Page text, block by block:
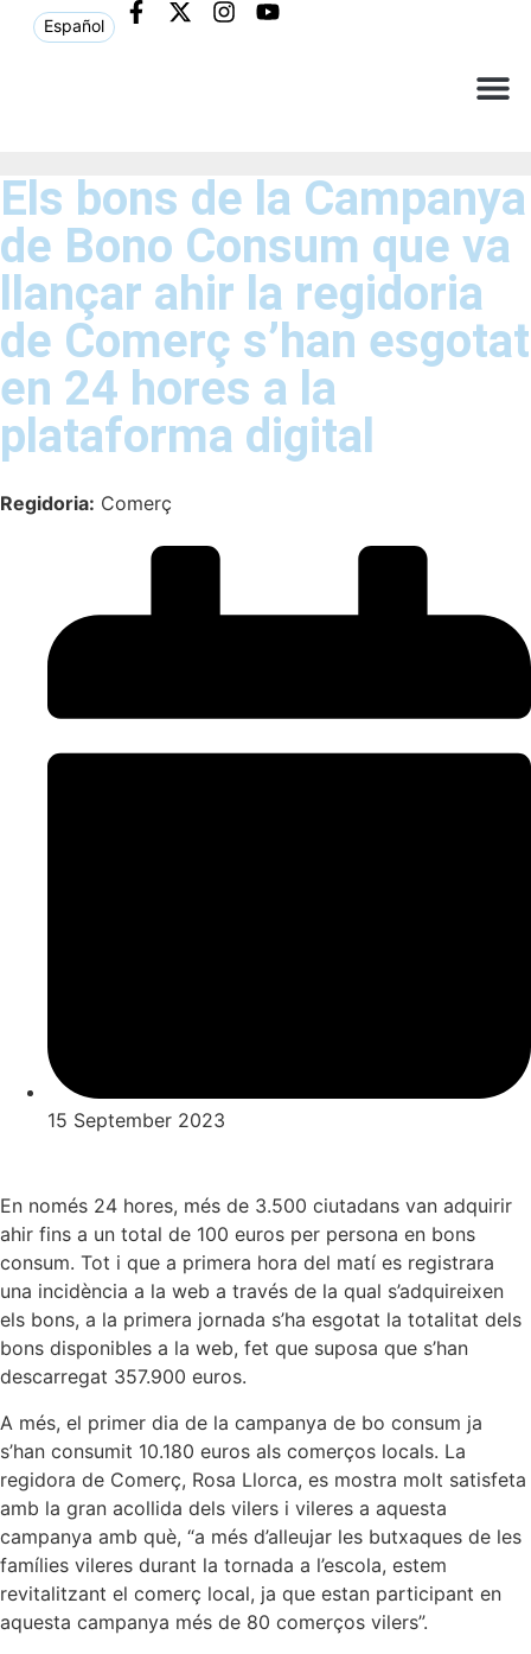
Español
Els bons de la Campanya
de Bono Consum que va
llançar ahir la regidoria
de Comerç s’han esgotat
en 24 hores a la
plataforma digital
Regidoria: Comerç
15 September 2023
En només 24 hores, més de 3.500 ciutadans van adquirir
ahir fins a un total de 100 euros per persona en bons
consum. Tot i que a primera hora del matí es registrara
una incidència a la web a través de la qual s’adquireixen
els bons, a la primera jornada s’ha esgotat la totalitat dels
bons disponibles a la web, fet que suposa que s’han
descarregat 357.900 euros.
A més, el primer dia de la campanya de bo consum ja
s’han consumit 10.180 euros als comerços locals. La
regidora de Comerç, Rosa Llorca, es mostra molt satisfeta
amb la gran acollida dels vilers i vileres a aquesta
campanya amb què, “a més d’alleujar les butxaques de les
famílies vileres durant la tornada a l’escola, estem
revitalitzant el comerç local, ja que estan participant en
aquesta campanya més de 80 comerços vilers”.